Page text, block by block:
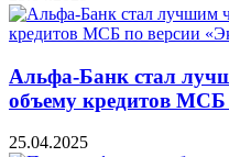
Альфа-Банк стал
объему кредитов МСБ
25.04.2025